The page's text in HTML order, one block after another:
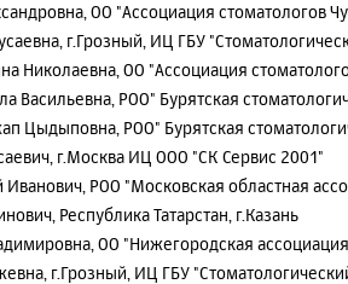
ОО "Ассоциация стоматологов
г.Грозный, ИЦ ГБУ
Николаевна, ОО "Ассоциация
Васильевна, РОО" Бурятская
Цыдыповна, РОО" Бурятская
г.Москва ИЦ ООО "СК Сервис 2001"
Иванович, РОО "Московская областная
Республика Татарстан, г.Казань
ОО "Нижегородская
г.Грозный, ИЦ ГБУ